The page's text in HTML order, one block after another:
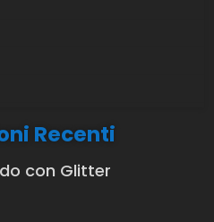
Recenti
con Glitter